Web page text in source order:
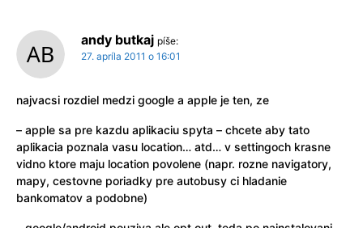
andy butkaj píše:
27. apríla 2011 o 16:01
najvacsi rozdiel medzi google a apple je ten, ze
– apple sa pre kazdu aplikaciu spyta – chcete aby tato
aplikacia poznala vasu location… atd… v settingoch krasne
vidno ktore maju location povolene (napr. rozne navigatory,
mapy, cestovne poriadky pre autobusy ci hladanie
bankomatov a podobne)